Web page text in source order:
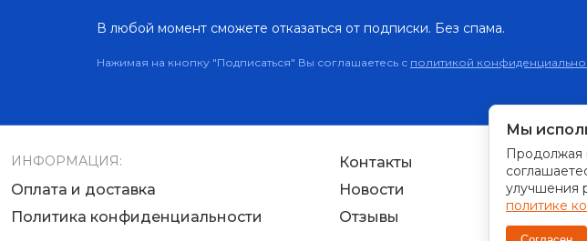
В любой момент сможете отказаться от подписки. Без спама.
Нажимая на кнопку "Подписаться" Вы соглашаетесь с политикой
ИНФОРМАЦИЯ:
Контакты
Оплата и доставка
Новости
Политика конфиденциальности
Отзывы
Мы
Продолжая
улучшения
политике